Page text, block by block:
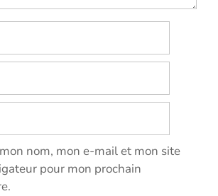
nom, mon e-mail et mon site
pour mon prochain